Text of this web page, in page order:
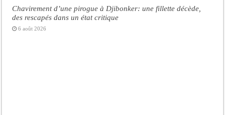
Chavirement d’une pirogue à Djibonker: une fillette décède,
des rescapés dans un état critique
6 août 2026